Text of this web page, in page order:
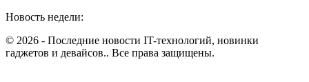
Новость недели:
© 2026 - Последние новости IT-технологий, новинки
гаджетов и девайсов.. Все права защищены.